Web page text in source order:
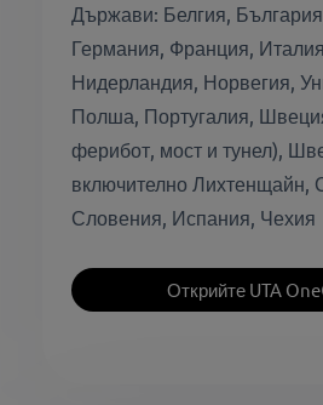
Държави: Белгия,
Германия, Франция,
Нидерландия, Норвегия,
Полша, Португалия,
ферибот, мост и тунел),
включително Лихтенщайн,
Словения, Испания, Чехия
Открийте UTA